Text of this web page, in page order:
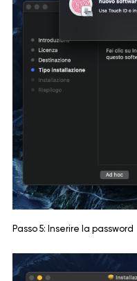
Passo 5: Inserire la password